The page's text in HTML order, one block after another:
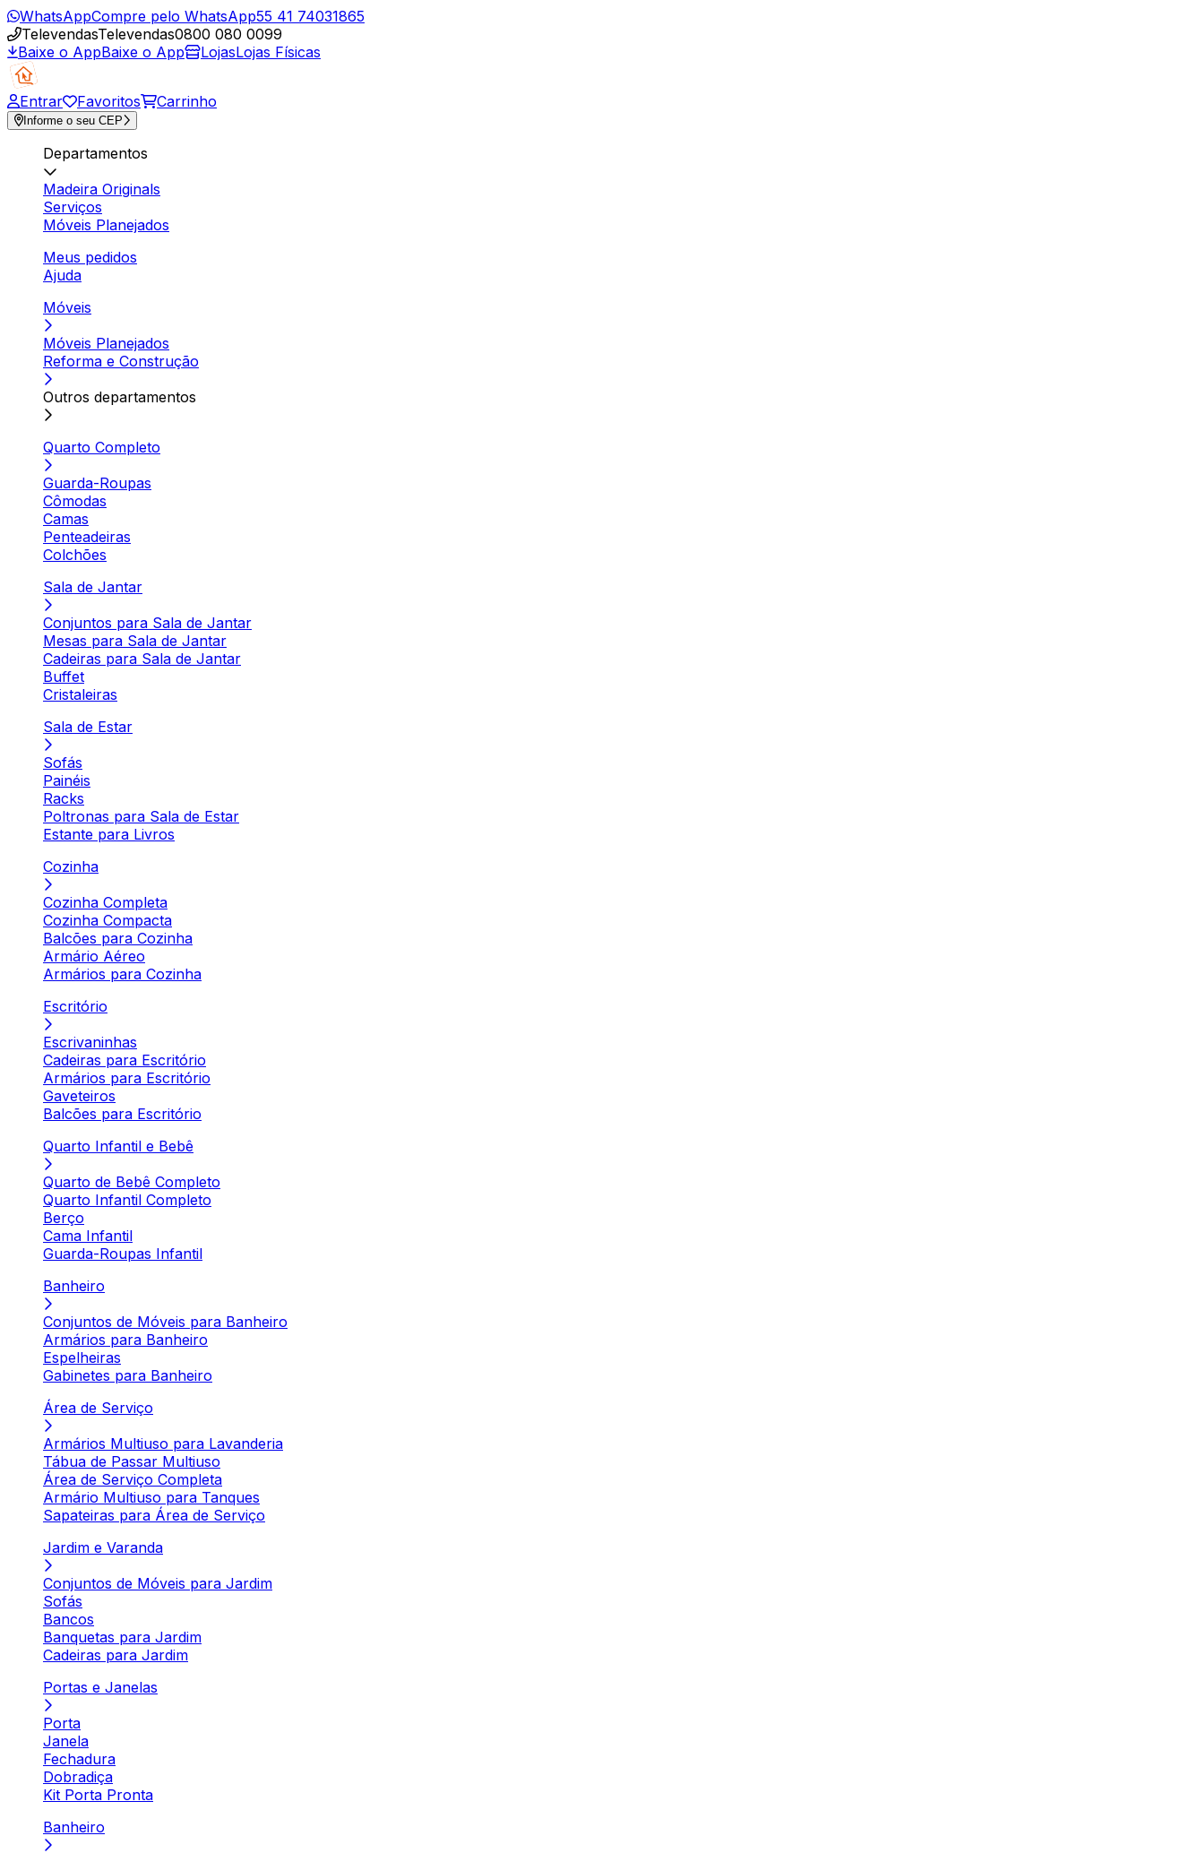
WhatsAppCompre pelo WhatsApp55 41 74031865
TelevendasTelevendas0800 080 0099
Baixe o AppBaixe o App LojasLojas Físicas
Entrar Favoritos Carrinho
Informe o seu CEP
Departamentos
Madeira Originals
Serviços
Móveis Planejados
Meus pedidos
Ajuda
Móveis
Móveis Planejados
Reforma e Construção
Outros departamentos
Quarto Completo
Guarda-Roupas
Cômodas
Camas
Penteadeiras
Colchões
Sala de Jantar
Conjuntos para Sala de Jantar
Mesas para Sala de Jantar
Cadeiras para Sala de Jantar
Buffet
Cristaleiras
Sala de Estar
Sofás
Painéis
Racks
Poltronas para Sala de Estar
Estante para Livros
Cozinha
Cozinha Completa
Cozinha Compacta
Balcões para Cozinha
Armário Aéreo
Armários para Cozinha
Escritório
Escrivaninhas
Cadeiras para Escritório
Armários para Escritório
Gaveteiros
Balcões para Escritório
Quarto Infantil e Bebê
Quarto de Bebê Completo
Quarto Infantil Completo
Berço
Cama Infantil
Guarda-Roupas Infantil
Banheiro
Conjuntos de Móveis para Banheiro
Armários para Banheiro
Espelheiras
Gabinetes para Banheiro
Área de Serviço
Armários Multiuso para Lavanderia
Tábua de Passar Multiuso
Área de Serviço Completa
Armário Multiuso para Tanques
Sapateiras para Área de Serviço
Jardim e Varanda
Conjuntos de Móveis para Jardim
Sofás
Bancos
Banquetas para Jardim
Cadeiras para Jardim
Portas e Janelas
Porta
Janela
Fechadura
Dobradiça
Kit Porta Pronta
Banheiro